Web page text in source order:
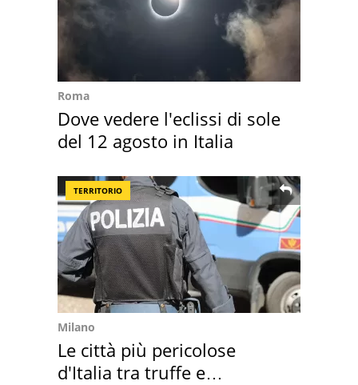
Roma
Dove vedere l'eclissi di sole
del 12 agosto in Italia
TERRITORIO
Milano
Le città più pericolose
d'Italia tra truffe e